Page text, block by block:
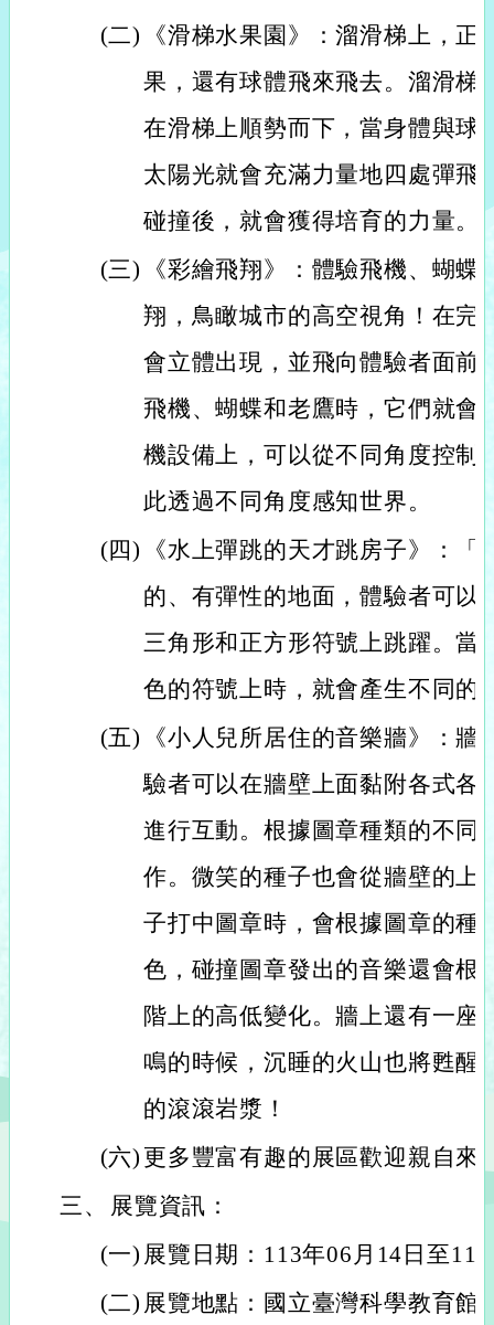
(二)
《滑梯水果園》：溜滑梯上，
果，還有球體飛來飛去。溜滑梯
在滑梯上順勢而下，當身體與球
太陽光就會充滿力量地四處彈飛
碰撞後，就會獲得培育的力量。
(三)
《彩繪飛翔》：體驗飛機、蝴
翔，鳥瞰城市的高空視角！在完
會立體出現，並飛向體驗者面前
飛機、蝴蝶和老鷹時，它們就會
機設備上，可以從不同角度控制
此透過不同角度感知世界。
(四)
《水上彈跳的天才跳房子》：
的、有彈性的地面，體驗者可以
三角形和正方形符號上跳躍。當
色的符號上時，就會產生不同的
(五)
《小人兒所居住的音樂牆》：
驗者可以在牆壁上面黏附各式各
進行互動。根據圖章種類的不同
作。微笑的種子也會從牆壁的上
子打中圖章時，會根據圖章的種
色，碰撞圖章發出的音樂還會根
階上的高低變化。牆上還有一座
鳴的時候，沉睡的火山也將甦醒
的滾滾岩漿！
(六) 更多豐富有趣的展區歡迎親自來
三、
展覽資訊：
(一) 展覽日期：113年06月14日至
(二) 展覽地點：國立臺灣科學教育館